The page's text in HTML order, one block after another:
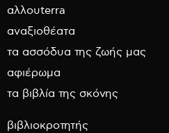
αλλουterra
αναξιοθέατα
τα ασσόδυα της ζωής μας
αφιέρωμα
τα βιβλία της σκόνης
βιβλιοκροτητής